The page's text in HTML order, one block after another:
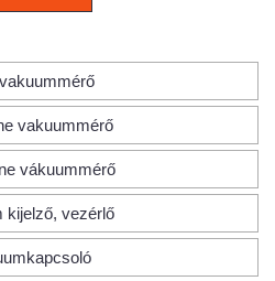
vakuummérő
vákuummérő
kijelző, vezérlő